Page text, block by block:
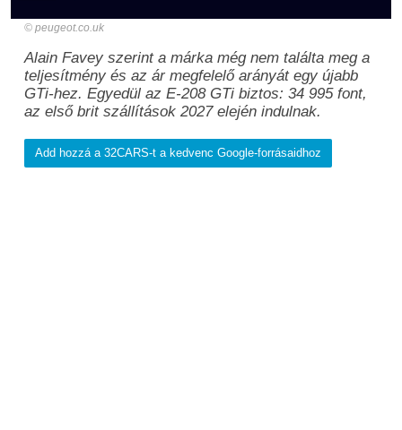
peugeot.co.uk
Alain Favey szerint a márka még nem találta meg a
teljesítmény és az ár megfelelő arányát egy újabb
GTi-hez. Egyedül az E-208 GTi biztos: 34 995 font,
az első brit szállítások 2027 elején indulnak.
Add hozzá a 32CARS-t a kedvenc Google-forrásaidhoz